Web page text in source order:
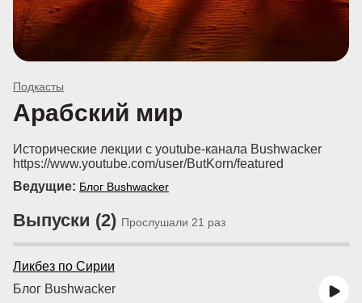
Подкасты
Арабский мир
Исторические лекции с youtube-канала Bushwacker
https://www.youtube.com/user/ButKorn/featured
Ведущие: Блог Bushwacker
Выпуски (2) Прослушали 21 раз
Ликбез по Сирии
Блог Bushwacker